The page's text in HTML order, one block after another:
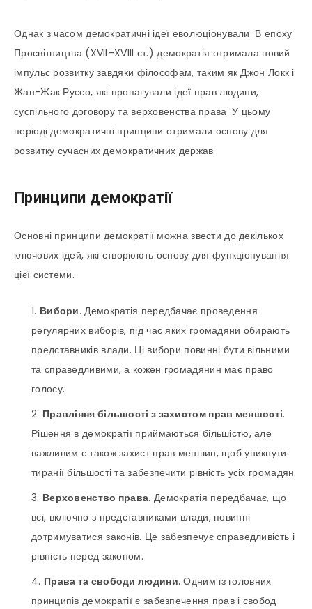
Однак з часом демократичні ідеї еволюціонували. В епоху
Просвітництва (XVII–XVIII ст.) демократія отримала новий
імпульс розвитку завдяки філософам, таким як Джон Локк і
Жан-Жак Руссо, які пропагували ідеї прав людини,
суспільного договору та верховенства права. У цьому
періоді демократичні принципи отримали основу для
розвитку сучасних демократичних держав.
Принципи демократії
Основні принципи демократії можна звести до декількох
ключових ідей, які створюють основу для функціонування
цієї системи.
Вибори. Демократія передбачає проведення
регулярних виборів, під час яких громадяни обирають
представників влади. Ці вибори повинні бути вільними
та справедливими, а кожен громадянин має право
голосу.
Правління більшості з захистом прав меншості.
Рішення в демократії приймаються більшістю, але
важливим є також захист прав меншин, щоб уникнути
тиранії більшості та забезпечити рівність усіх громадян.
Верховенство права. Демократія передбачає, що
всі, включно з представниками влади, повинні
дотримуватися законів. Це забезпечує справедливість і
рівність перед законом.
Права та свободи людини. Одним із головних
принципів демократії є забезпечення прав і свобод